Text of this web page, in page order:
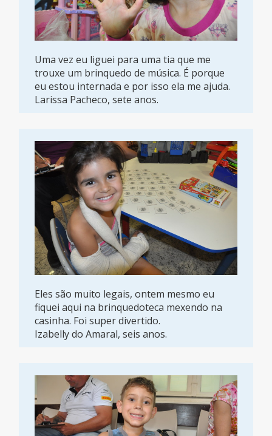
Uma vez eu liguei para uma tia que me
trouxe um brinquedo de música. É porque
eu estou internada e por isso ela me ajuda.
Larissa Pacheco, sete anos.
Eles são muito legais, ontem mesmo eu
fiquei aqui na brinquedoteca mexendo na
casinha. Foi super divertido.
Izabelly do Amaral, seis anos.